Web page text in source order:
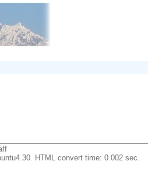
HTML convert time: 0.002 sec.